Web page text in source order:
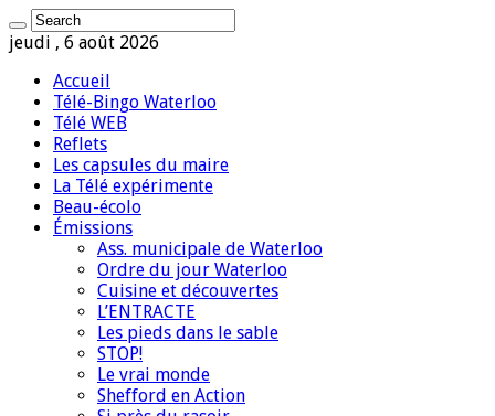
jeudi , 6 août 2026
Accueil
Télé-Bingo Waterloo
Télé WEB
Reflets
Les capsules du maire
La Télé expérimente
Beau-écolo
Émissions
Ass. municipale de Waterloo
Ordre du jour Waterloo
Cuisine et découvertes
L’ENTRACTE
Les pieds dans le sable
STOP!
Le vrai monde
Shefford en Action